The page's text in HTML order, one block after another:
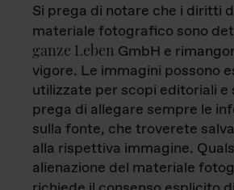
Si prega di notare che i diritti
materiale fotografico sono
ganze Leben GmbH e
vigore. Le immagini possono
utilizzate per scopi editoriali e
prega di allegare sempre le
sulla fonte, che troverete
alla rispettiva immagine.
alienazione del materiale